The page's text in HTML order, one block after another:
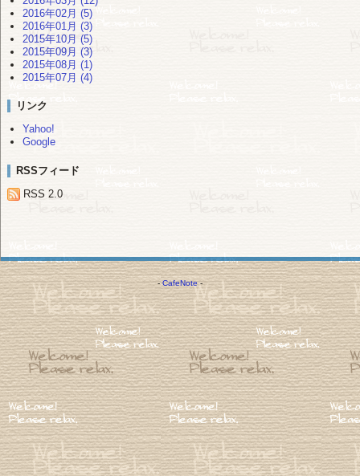
2016年02月 (5)
2016年01月 (3)
2015年10月 (5)
2015年09月 (3)
2015年08月 (1)
2015年07月 (4)
リンク
Yahoo!
Google
RSSフィード
RSS 2.0
-CafeNote-